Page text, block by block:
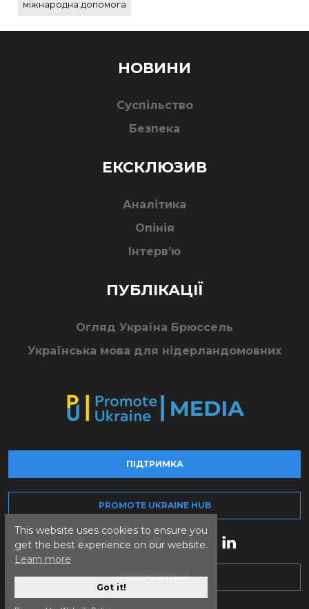
This website uses cookies to ensure you
get the best experience on our website.
Learn more
Got it!
міжнародна допомога
НОВИНИ
Суспільство
Безпека
ЕКСКЛЮЗИВ
Аналітика
Опінія
Інтерв’ю
ПУБЛІКАЦІЇ
Огляд Україна Брюссель
Українська мова для нідерландомовних
ПІДТРИМКА
PROMOTE UKRAINE HUB
ПІДПИСАТИСЯ